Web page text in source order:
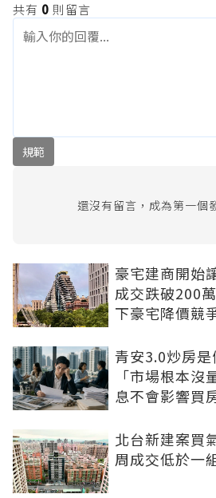
共有 0 則留言
規範
還沒有留言，成為第一個
豪宅建商開始
成交跌破200
下豪宅降價競
青安3.0炒房
「市場根本沒
息不會影響買
北台新建案買
周成交低於一